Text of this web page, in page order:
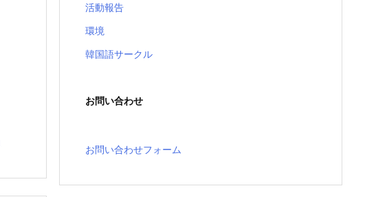
活動報告
環境
韓国語サークル
お問い合わせ
お問い合わせフォーム